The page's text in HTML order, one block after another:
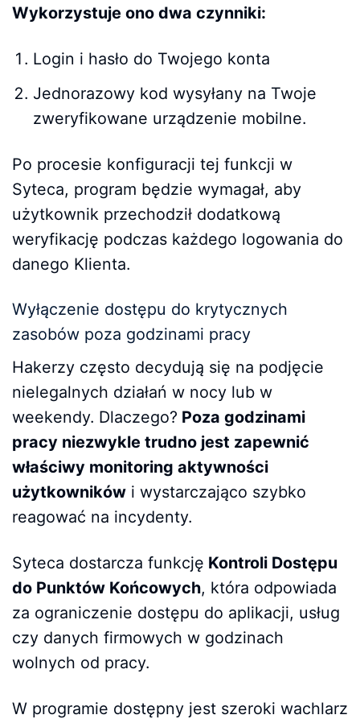
Wykorzystuje ono dwa czynniki:
Login i hasło do Twojego konta
Jednorazowy kod wysyłany na Twoje
zweryfikowane urządzenie mobilne.
Po procesie konfiguracji tej funkcji w
Syteca, program będzie wymagał, aby
użytkownik przechodził dodatkową
weryfikację podczas każdego logowania do
danego Klienta.
Wyłączenie dostępu do krytycznych
zasobów poza godzinami pracy
Hakerzy często decydują się na podjęcie
nielegalnych działań w nocy lub w
weekendy. Dlaczego? Poza godzinami
pracy niezwykle trudno jest zapewnić
właściwy monitoring aktywności
użytkowników i wystarczająco szybko
reagować na incydenty.
Syteca dostarcza funkcję Kontroli Dostępu
do Punktów Końcowych, która odpowiada
za ograniczenie dostępu do aplikacji, usług
czy danych firmowych w godzinach
wolnych od pracy.
W programie dostępny jest szeroki wachlarz